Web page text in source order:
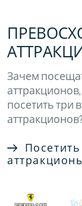
Зачем
посетить три
аттракционов?